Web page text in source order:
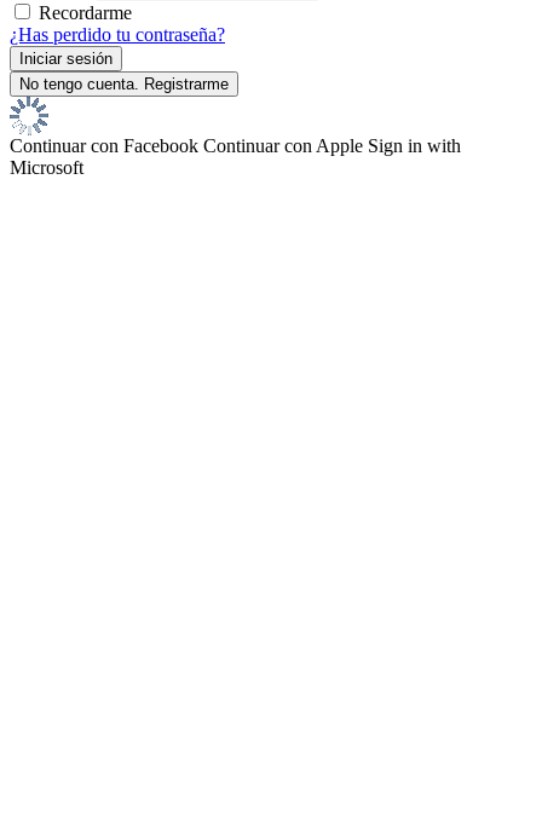
Recordarme
¿Has perdido tu contraseña?
Continuar con Facebook Continuar con Apple Sign in with
Microsoft